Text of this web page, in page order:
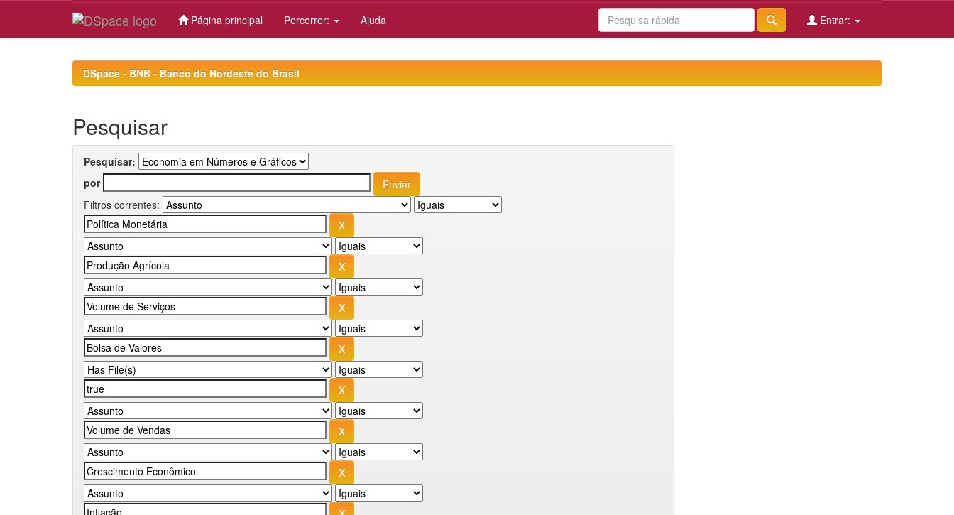
Página principal Percorrer: Ajuda Entrar:
DSpace - BNB - Banco do Nordeste do Brasil
Pesquisar
Pesquisar:
por
Filtros correntes: